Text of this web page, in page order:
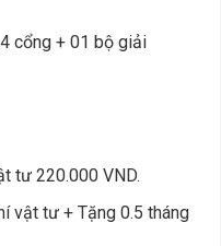
cổng + 01 bộ giải
tư 220.000 VND.
vật tư + Tặng 0.5 tháng